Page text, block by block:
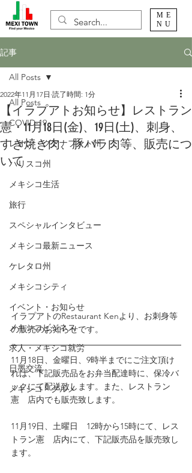
ME
NU
記事
All Posts
COVID-19
レオン・グアナファト州
ハリスコ州
メキシコ生活
旅行
スペシャルインタビュー
メキシコ最新ニュース
ケレタロ州
メキシコシティ
イベント・お知らせ
メキシコビジネス
求人・メキシコ就労
日墨交流
メキシコ・グルメ
All Posts
【イラプアトお知らせ】レストラン
憲・11月18日(金)、19日(土)、刺身、
すき焼き肉、豚バラ肉等、販売につ
いて
2022年11月17日 読了時間: 1分
イラプアトのRestaurant Kenより、お刺身等
の販売のお知らせです。
11月18日、金曜日、9時半までにご注文頂け
れば、下記販売品をお弁当配達時に、保冷バ
ックにて配送致します。また、レストラン
憲　店内でも販売致します。
11月19日、土曜日　12時から15時にて、レス
トラン憲　店内にて、下記販売品を販売致し
ます。